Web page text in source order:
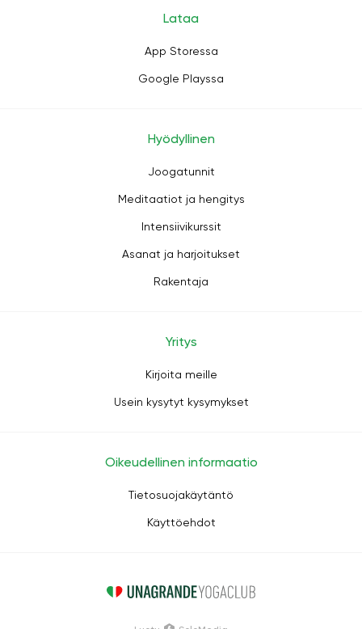
Lataa
App Storessa
Google Playssa
Hyödyllinen
Joogatunnit
Meditaatiot ja hengitys
Intensiivikurssit
Asanat ja harjoitukset
Rakentaja
Yritys
Kirjoita meille
Usein kysytyt kysymykset
Oikeudellinen informaatio
Tietosuojakäytäntö
Käyttöehdot